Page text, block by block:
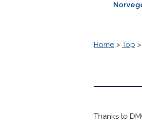
Home > Top >
Thanks to